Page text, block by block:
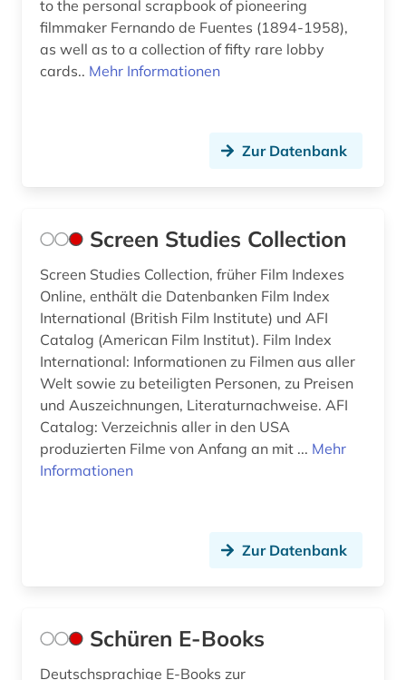
to the personal scrapbook of pioneering
filmmaker Fernando de Fuentes (1894-1958),
as well as to a collection of fifty rare lobby
cards.. Mehr Informationen
Zur Datenbank
Screen Studies Collection
Screen Studies Collection, früher Film Indexes
Online, enthält die Datenbanken Film Index
International (British Film Institute) und AFI
Catalog (American Film Institut). Film Index
International: Informationen zu Filmen aus aller
Welt sowie zu beteiligten Personen, zu Preisen
und Auszeichnungen, Literaturnachweise. AFI
Catalog: Verzeichnis aller in den USA
produzierten Filme von Anfang an mit ... Mehr
Informationen
Zur Datenbank
Schüren E-Books
Deutschsprachige E-Books zur